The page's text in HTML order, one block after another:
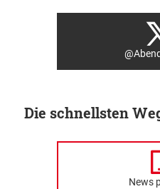
Die schnellsten
News